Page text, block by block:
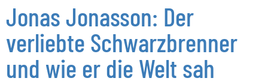
Jonas Jonasson: Der
verliebte Schwarzbrenner
und wie er die Welt sah